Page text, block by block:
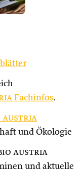
Fachinfos.
austria
und Ökologie
austria
und aktuelle